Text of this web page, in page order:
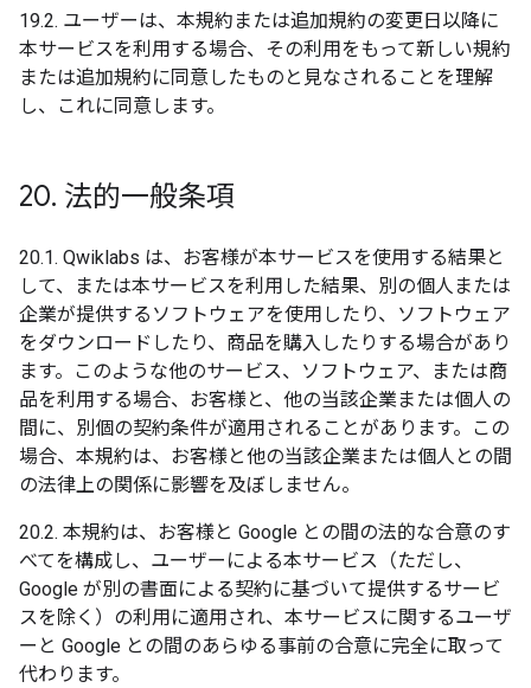
19.2. ユーザーは、本規約または追加規約の変更日以降に
本サービスを利用する場合、その利用をもって新しい規約
または追加規約に同意したものと見なされることを理解
し、これに同意します。
20. 法的一般条項
20.1. Qwiklabs は、お客様が本サービスを使用する結果と
して、または本サービスを利用した結果、別の個人または
企業が提供するソフトウェアを使用したり、ソフトウェア
をダウンロードしたり、商品を購入したりする場合があり
ます。このような他のサービス、ソフトウェア、または商
品を利用する場合、お客様と、他の当該企業または個人の
間に、別個の契約条件が適用されることがあります。この
場合、本規約は、お客様と他の当該企業または個人との間
の法律上の関係に影響を及ぼしません。
20.2. 本規約は、お客様と Google との間の法的な合意のす
べてを構成し、ユーザーによる本サービス（ただし、
Google が別の書面による契約に基づいて提供するサービ
スを除く）の利用に適用され、本サービスに関するユーザ
ーと Google との間のあらゆる事前の合意に完全に取って
代わります。